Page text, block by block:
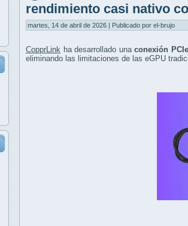
rendimiento casi nativo
martes, 14 de abril de 2026 | Publicado por el-brujo
CopprLink ha desarrollado unaconexión
eliminando las limitaciones de las eGPU